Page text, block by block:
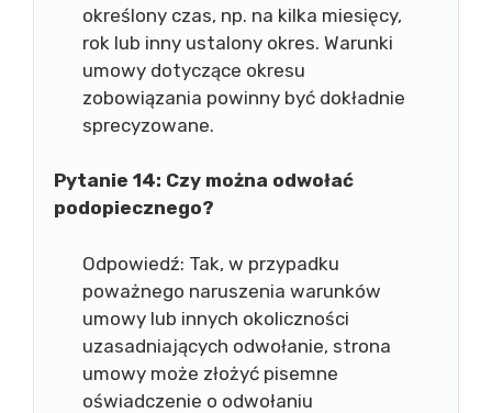
określony czas, np. na kilka miesięcy,
rok lub inny ustalony okres. Warunki
umowy dotyczące okresu
zobowiązania powinny być dokładnie
sprecyzowane.
Pytanie 14: Czy można odwołać
podopiecznego?
Odpowiedź: Tak, w przypadku
poważnego naruszenia warunków
umowy lub innych okoliczności
uzasadniających odwołanie, strona
umowy może złożyć pisemne
oświadczenie o odwołaniu